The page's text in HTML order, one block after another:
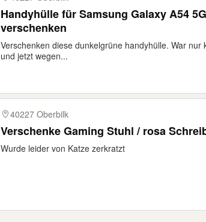
Handyhülle für Samsung Galaxy A54
verschenken
Verschenken diese dunkelgrüne handyhülle. War nur
und jetzt wegen...
40227 Oberbilk
Verschenke Gaming Stuhl / rosa
Wurde leider von Katze zerkratzt